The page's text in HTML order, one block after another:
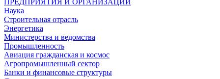
ПРЕДПРИЯТИЯ И ОРГАНИЗАЦИИ
Наука
Строительная отрасль
Энергетика
Министерства и ведомства
Промышленность
Авиация гражданская и космос
Агропромышленный сектор
Банки и финансовые структуры